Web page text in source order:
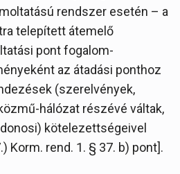
rendszer esetén – a
telepített átemelő
pont fogalom-
az átadási ponthoz
(szerelvények,
hálózat részévé váltak,
kötelezettségeivel
Korm. rend. 1. § 37. b) pont].